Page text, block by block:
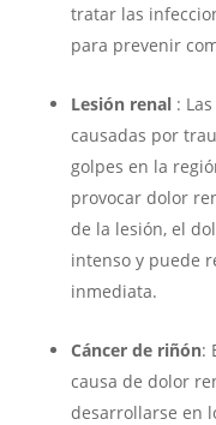
tratar las
para prevenir
Lesión renal: Las
causadas por
golpes en la
provocar dolor
de la lesión, el
intenso y puede
inmediata.
Cáncer de riñón:
causa de dolor
desarrollarse en